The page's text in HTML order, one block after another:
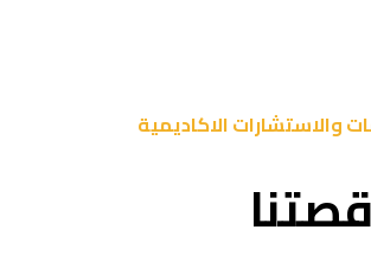
والاستشارات الاكاديمية
قصتنا